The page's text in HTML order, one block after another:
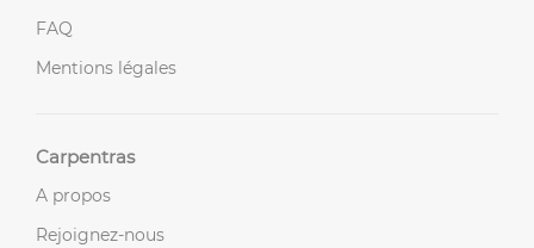
FAQ
Mentions légales
Carpentras
A propos
Rejoignez-nous